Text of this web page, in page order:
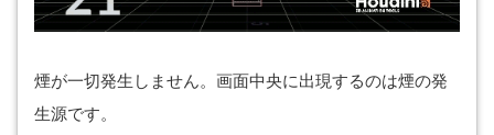
煙が一切発生しません。画面中央に出現するのは煙の発
生源です。